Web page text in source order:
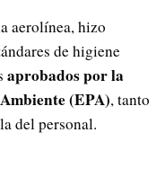
aerolínea, hizo
de higiene
aprobados por la
(EPA), tanto
del personal.